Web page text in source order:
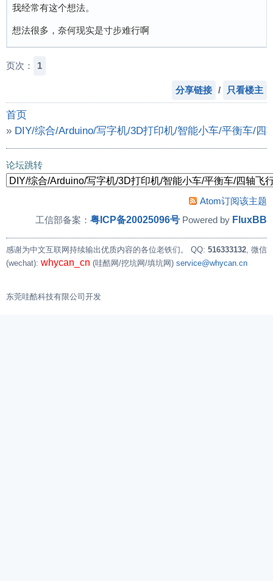
我经常有这个想法。
想法很多，奈何现实是寸步难行啊
页次： 1
分享链接 / 只看楼主
首页
» DIY/综合/Arduino/写字机/3D打印机/智能小车/平衡车/四
»总想搞个什么东西出来，靓绝五台山的那种，大伙有没
论坛跳转
Atom订阅该主题
工信部备案： 粤ICP备20025096号 Powered by FluxBB
感谢为中文互联网持续输出优质内容的各位老铁们。 QQ: 516333132, 微信
(wechat): whycan_cn (哇酷网/挖坑网/填坑网) service@whycan.cn
东莞哇酷科技有限公司开发